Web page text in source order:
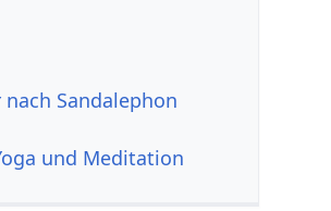
Sandalephon
und Meditation